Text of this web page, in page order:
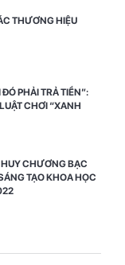
THƯƠNG HIỆU
PHẢI TRẢ TIỀN”:
CHƠI “XANH
CHƯƠNG BẠC
TẠO KHOA HỌC